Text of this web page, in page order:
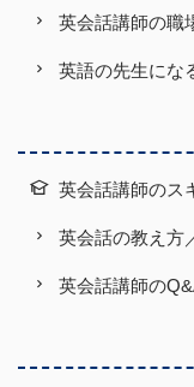
英会話講師の職
英語の先生にな
英会話講師のス
英会話の教え方
英会話講師の